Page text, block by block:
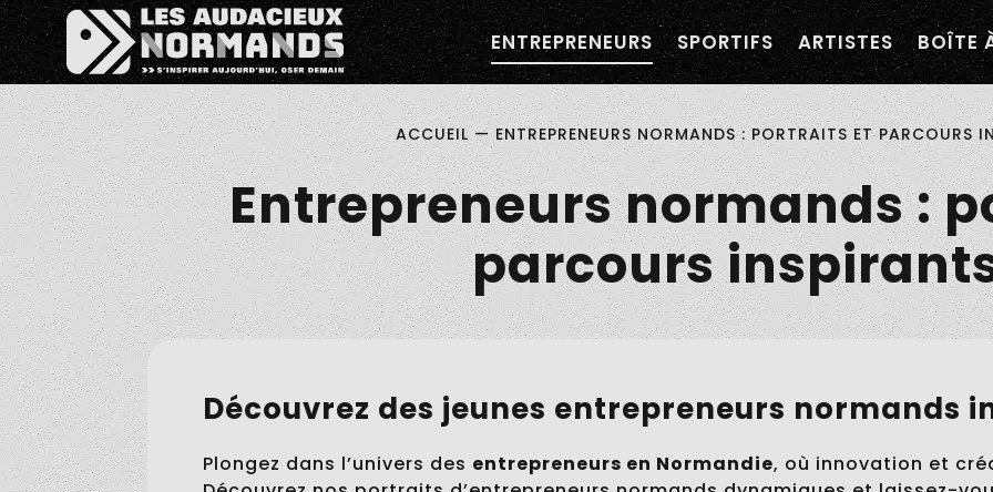
ENTREPRENEURS SPORTIFS ARTISTES BOÎTE
ACCUEIL—ENTREPRENEURS NORMANDS : PORTRAITS ET PARCOURS
Entrepreneurs normands :
parcours
Découvrez des jeunes entrepreneurs normands
Plongez dans l’univers des entrepreneurs en Normandie, où innovation et
Pitch ta Normandie
×
Êtes-vous d'accord pour activer les cookies pour une navigation personnalisée ?